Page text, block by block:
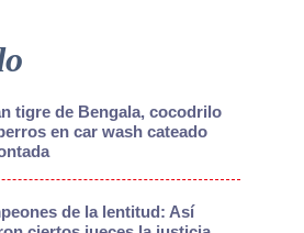
tigre de Bengala, cocodrilo
en car wash cateado
de la lentitud: Así